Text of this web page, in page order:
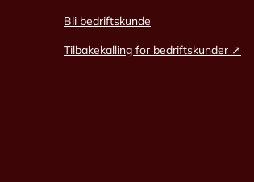
Bli bedriftskunde
Tilbakekalling for bedriftskunder ↗